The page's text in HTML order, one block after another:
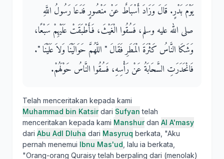
يَوْمَ بَدْرٍ‏.‏ قَالَ وَزَادَ أَسْبَاطٌ عَنْ مَنْصُورٍ فَدَعَا رَسُولُ اللَّهِ
صلى الله عليه وسلم، فَسُقُوا الْغَيْثَ، فَأَطْبَقَتْ عَلَيْهِمْ سَبْعًا،
وَشَكَا النَّاسُ كَثْرَةَ الْمَطَرِ فَقَالَ ‏"‏ اللَّهُمَّ حَوَالَيْنَا وَلاَ عَلَيْنَا ‏"‏‏.‏
فَانْحَدَرَتِ السَّحَابَةُ عَنْ رَأْسِهِ، فَسُقُوا النَّاسُ حَوْلَهُمْ‏.‏
Telah menceritakan kepada kami
Muhammad bin Katsirdari Sufyan telah
menceritakan kepada kami Manshurdan Al A'masy
dari Abu Adl Dluha dari Masyruq berkata, "Aku
pernah menemui Ibnu Mas'ud , lalu ia berkata,
"Orang-orang Quraisy telah berpaling dari (menolak)